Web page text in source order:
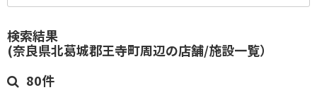
検索結果
(奈良県北葛城郡王寺町周辺の店舗/施設一覧）
80件